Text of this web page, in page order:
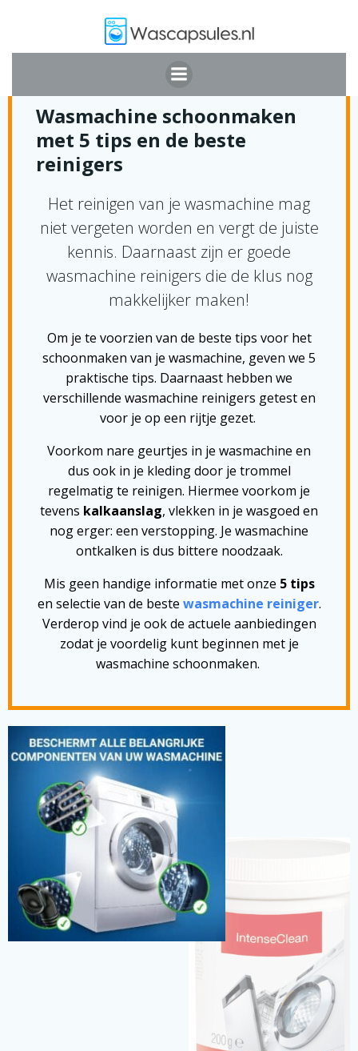
naar
de
inhoud
WASMACHINE REINIGEN
Wasmachine schoonmaken
met 5 tips en de beste
reinigers
Het reinigen van je wasmachine mag
niet vergeten worden en vergt de juiste
kennis. Daarnaast zijn er goede
wasmachine reinigers die de klus nog
makkelijker maken!
Om je te voorzien van de beste tips voor het
schoonmaken van je wasmachine, geven we 5
praktische tips. Daarnaast hebben we
verschillende wasmachine reinigers getest en
voor je op een rijtje gezet.
Voorkom nare geurtjes in je wasmachine en
dus ook in je kleding door je trommel
regelmatig te reinigen. Hiermee voorkom je
tevens kalkaanslag, vlekken in je wasgoed en
nog erger: een verstopping. Je wasmachine
ontkalken is dus bittere noodzaak.
Mis geen handige informatie met onze 5 tips
en selectie van de beste wasmachine reiniger.
Verderop vind je ook de actuele aanbiedingen
zodat je voordelig kunt beginnen met je
wasmachine schoonmaken.